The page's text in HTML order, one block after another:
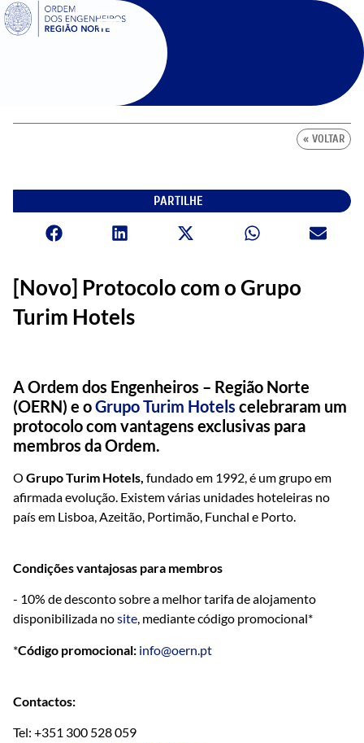
SIGOE
« VOLTAR
PARTILHE
[Novo] Protocolo com o Grupo
Turim Hotels
A Ordem dos Engenheiros – Região Norte
(OERN) e oGrupo Turim Hotels celebraram um
protocolo com vantagens exclusivas para
membros da Ordem.
O Grupo Turim Hotels, fundado em 1992, é um grupo em
afirmada evolução. Existem várias unidades hoteleiras no
país em Lisboa, Azeitão, Portimão, Funchal e Porto.
Condições vantajosas para membros
- 10% de desconto sobre a melhor tarifa de alojamento
disponibilizada nosite, mediante código promocional*
*Código promocional: info@oern.pt
Contactos:
Tel: +351 300 528 059